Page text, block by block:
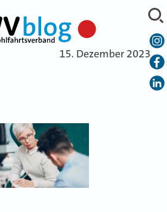
15. Dezember 2023